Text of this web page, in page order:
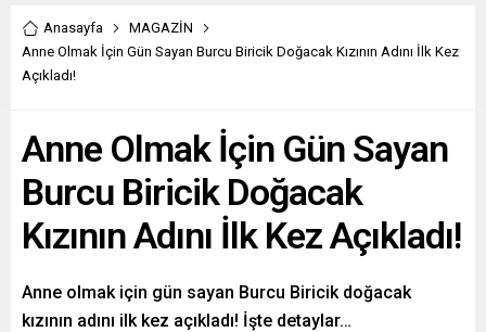
Anasayfa
MAGAZİN
Anne Olmak İçin Gün Sayan Burcu Biricik Doğacak Kızının Adını İlk Kez
Açıkladı!
Anne Olmak İçin Gün Sayan
Burcu Biricik Doğacak
Kızının Adını İlk Kez Açıkladı!
Anne olmak için gün sayan Burcu Biricik doğacak
kızının adını ilk kez açıkladı! İşte detaylar…